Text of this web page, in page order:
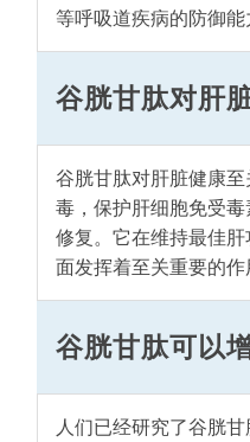
等呼吸道疾病的防御能
谷胱甘肽对肝
谷胱甘肽对肝脏健康
毒，保护肝细胞免受
修复。它在维持最佳
面发挥着至关重要的作
谷胱甘肽可以
人们已经研究了谷胱